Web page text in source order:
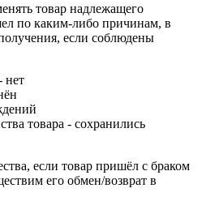
товар надлежащего
по каким-либо причинам, в
если соблюдены
нет
товара - сохранились
если товар пришёл с браком
его обмен/возврат в